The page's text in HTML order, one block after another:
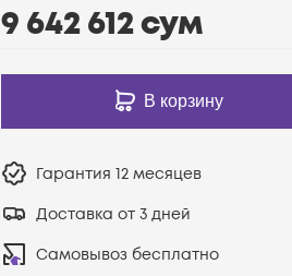
9 642 612сум
В корзину
Гарантия 12 месяцев
Доставка от 3 дней
Самовывоз бесплатно